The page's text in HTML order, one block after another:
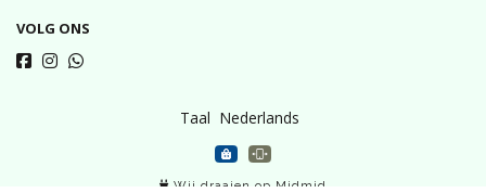
VOLG ONS
Taal
Wij draaien op Midmid